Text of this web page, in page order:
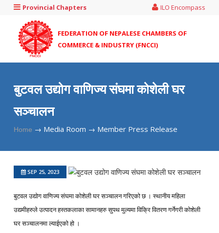
Provincial Chapters ILO Encompass
FEDERATION OF NEPALESE CHAMBERS OF
COMMERCE & INDUSTRY (FNCCI)
बुटवल उद्योग वाणिज्य संघमा कोशेली घर
सञ्चालन
Home → Media Room → Member Press Release
SEP 25, 2023
बुटवल उद्योग वाणिज्य संघमा कोशेली घर सञ्चालन गरिएको छ । स्थानीय महिला
उद्यमीहरुले उत्पादन हस्तकलाका सामानहरु सुपथ मुल्यमा विक्रि वितरण गर्नेगरी कोशेली
घर सञ्चालनमा ल्याईएको हो ।